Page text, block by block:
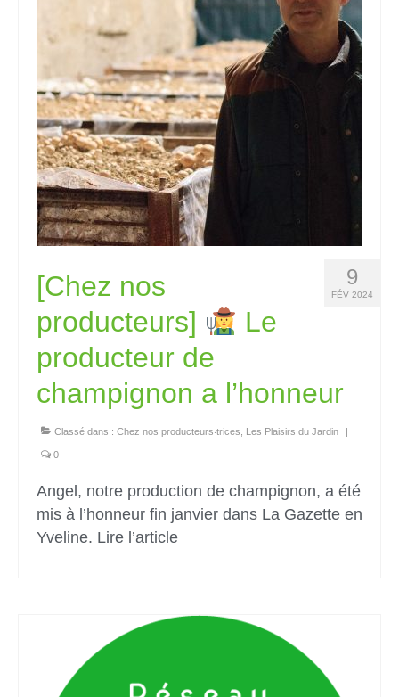
9
FÉV 2024
[Chez nos
producteurs]
Le
producteur de
champignon a l’honneur
Classé dans : Chez nos producteurs‧trices Les Plaisirs du Jardin
0
Angel, notre production de champignon, a été
mis à l’honneur fin janvier dans La Gazette en
Yveline. Lire l’article